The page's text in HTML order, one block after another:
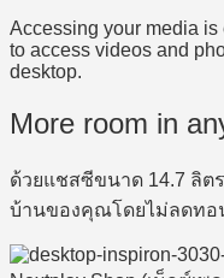
Accessing your media
to access videos and
desktop.
More room in
ด้วยแชสซีขนาด 14.7 ลิต
บ้านของคุณโดยไม่ลดทอ